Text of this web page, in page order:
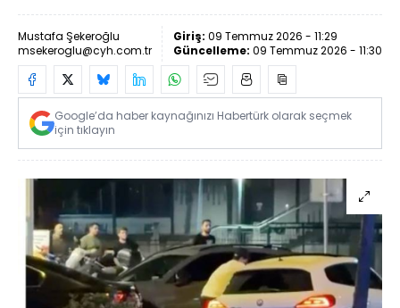
Mustafa Şekeroğlu
msekeroglu@cyh.com.tr
Giriş: 09 Temmuz 2026 - 11:29
Güncelleme: 09 Temmuz 2026 - 11:30
Google’da haber kaynağınızı Habertürk olarak seçmek
için tıklayın